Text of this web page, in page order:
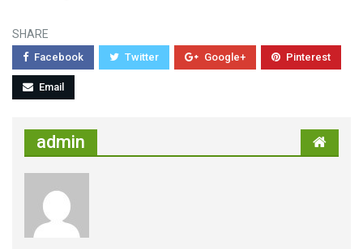
SHARE
Facebook Twitter Google+ Pinterest
Email
admin